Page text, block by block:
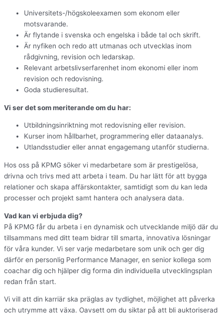
Universitets-/högskoleexamen som ekonom eller
motsvarande.
Är flytande i svenska och engelska i både tal och skrift.
Är nyfiken och redo att utmanas och utvecklas inom
rådgivning, revision och ledarskap.
Relevant arbetslivserfarenhet inom ekonomi eller inom
revision och redovisning.
Goda studieresultat.
Vi ser det som meriterande om du har:
Utbildningsinriktning mot redovisning eller revision.
Kurser inom hållbarhet, programmering eller dataanalys.
Utlandsstudier eller annat engagemang utanför studierna.
Hos oss på KPMG söker vi medarbetare som är prestigelösa,
drivna och trivs med att arbeta i team. Du har lätt för att bygga
relationer och skapa affärskontakter, samtidigt som du kan leda
processer och projekt samt hantera och analysera data.
Vad kan vi erbjuda dig?
På KPMG får du arbeta i en dynamisk och utvecklande miljö där du
tillsammans med ditt team bidrar till smarta, innovativa lösningar
för våra kunder. Vi ser varje medarbetare som unik och ger dig
därför en personlig Performance Manager, en senior kollega som
coachar dig och hjälper dig forma din individuella utvecklingsplan
redan från start.
Vi vill att din karriär ska präglas av tydlighet, möjlighet att påverka
och utrymme att växa. Oavsett om du siktar på att bli auktoriserad